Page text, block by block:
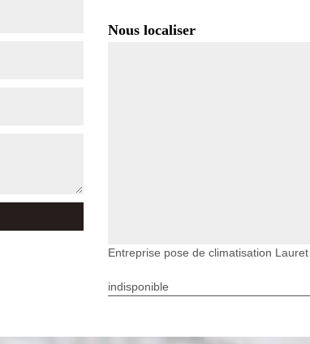
Nous localiser
Entreprise pose de climatisation Lauret
indisponible